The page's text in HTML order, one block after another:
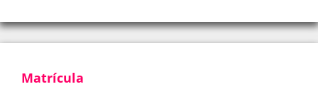
Matrícula